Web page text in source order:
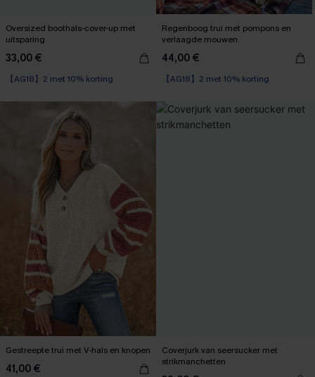
Oversized boothals-cover-up met
uitsparing
33,00 €
【AG18】2 met 10% korting
Kreukvrij
Regenboog trui met pompons en
verlaagde mouwen
44,00 €
【AG18】2 met 10% korting
Gestreepte trui met V-hals en knopen
41,00 €
Coverjurk van seersucker met
strikmanchetten